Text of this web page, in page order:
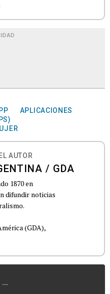
APLICACIONES
AUTOR
/ GDA
1870 en
difundir noticias
(GDA),
...